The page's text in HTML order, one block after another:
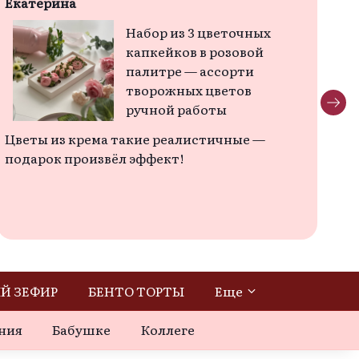
Набор из 3 цветочных
капкейков в розовой
палитре — ассорти
творожных цветов
ручной работы
Цветы из крема такие реалистичные —
подарок произвёл эффект!
ЗЕФИР БЕНТО ТОРТЫ Еще
Бабушке Коллеге